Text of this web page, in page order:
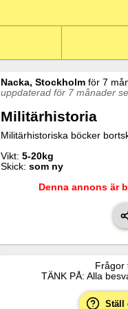
Nacka, Stockholm för 7
uppdaterad för 7 månader
Militärhistoria
Militärhistoriska böcker
Vikt: 5-20kg
Skick: som ny
Denna annons är
Frågor
TÄNK PÅ: Alla
Ställ